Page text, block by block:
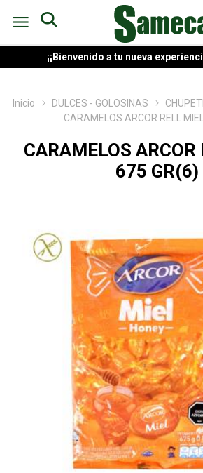
¡¡Bienvenido a tu nueva
Inicio DULCES - GOLOSINAS
CARAMELOS ARCOR RELL
CARAMELOS
675 GR(6)